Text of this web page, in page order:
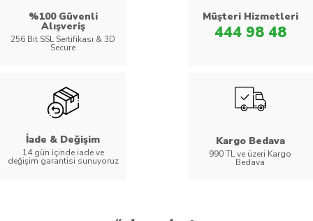
%100 Güvenli
Alışveriş
256 Bit SSL Sertifikası & 3D
Secure
Müşteri Hizmetleri
444 98 48
İade & Değişim
14 gün içinde iade ve
değişim garantisi sunuyoruz
Kargo Bedava
990 TL ve üzeri Kargo
Bedava